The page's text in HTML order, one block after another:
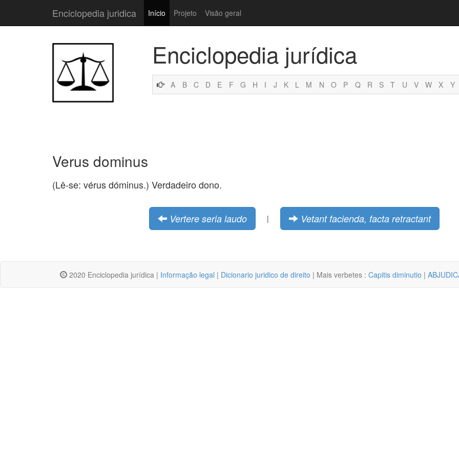
Enciclopedia juridica Início Projeto Visão geral
Enciclopedia jurídica
A B C D E F G H I J K L M N O P Q R S T U V W X Y
Verus dominus
(Lê-se: vérus dóminus.) Verdadeiro dono.
Vertere seria laudo | Vetant facienda, facta retractant
2020 Enciclopedia jurídica | Informação legal | Dicionario juridico de direito | Mais verbetes : Capitis diminutio |